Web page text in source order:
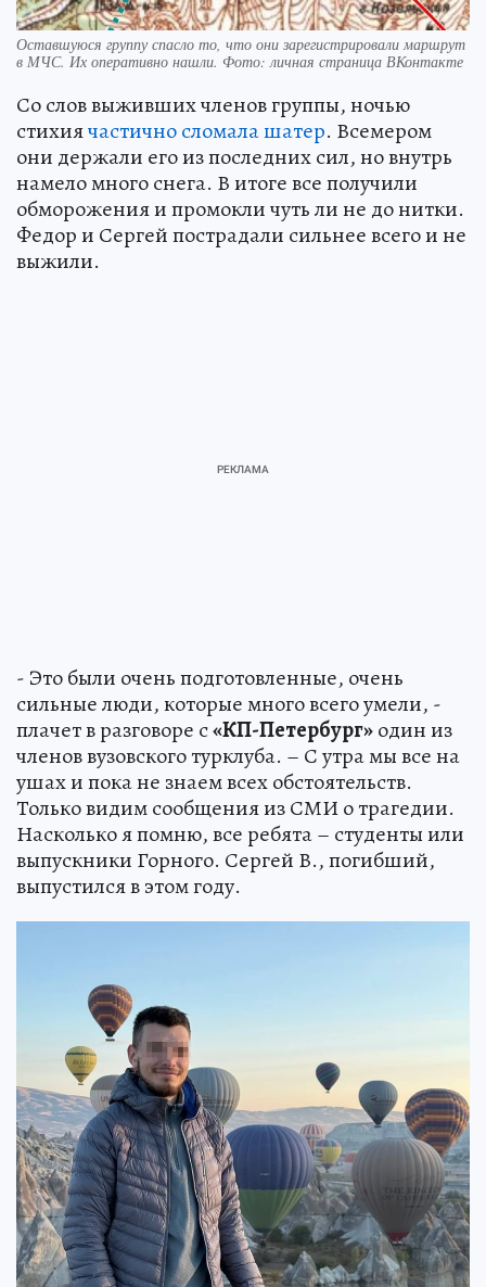
Оставшуюся группу спасло то, что они зарегистрировали маршрут
в МЧС. Их оперативно нашли. Фото: личная страница ВКонтакте
Со слов выживших членов группы, ночью
стихиячастично сломала шатер. Всемером
они держали его из последних сил, но внутрь
намело много снега. В итоге все получили
обморожения и промокли чуть ли не до нитки.
Федор и Сергей пострадали сильнее всего и не
выжили.
- Это были очень подготовленные, очень
сильные люди, которые много всего умели, -
плачет в разговоре с«КП-Петербург»один из
членов вузовского турклуба. – С утра мы все на
ушах и пока не знаем всех обстоятельств.
Только видим сообщения из СМИ о трагедии.
Насколько я помню, все ребята – студенты или
выпускники Горного. Сергей В., погибший,
выпустился в этом году.